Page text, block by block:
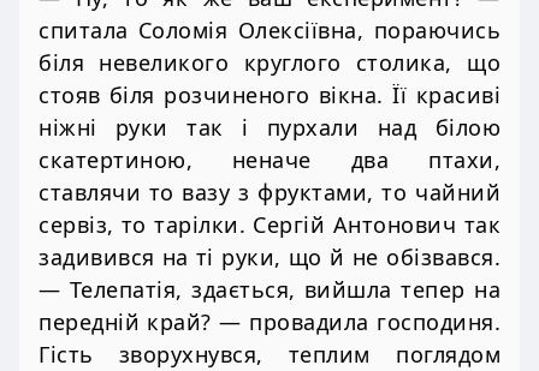
спитала Соломія Олексіївна, пораючись
біля невеликого круглого столика, що
стояв біля розчиненого вікна. Її красиві
ніжні руки так і пурхали над білою
скатертиною, неначе два птахи,
ставлячи то вазу з фруктами, то чайний
сервіз, то тарілки. Сергій Антонович так
задивився на ті руки, що й не обізвався.
— Телепатія, здається, вийшла тепер на
передній край? — провадила господиня.
Гість зворухнувся, теплим поглядом